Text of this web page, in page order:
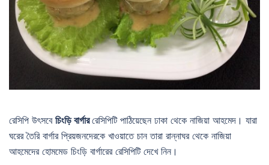
রেসিপি উৎসবে চিংড়ি বার্গাররেসিপিটি পাঠিয়েছেন ঢাকা থেকে নাজিয়া আহমেদ। যারা
ঘরের তৈরি বার্গার প্রিয়জনদেরকে খাওয়াতে চান তারা রান্নাঘর থেকে নাজিয়া
আহমেদের হোমমেড চিংড়ি বার্গারের রেসিপিটি দেখে নিন।